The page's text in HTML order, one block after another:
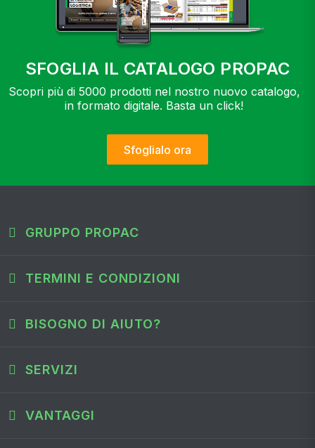
SFOGLIA IL CATALOGO PROPAC
Scopri più di 5000 prodotti nel nostro nuovo catalogo,
in formato digitale. Basta un click!
Sfoglialo ora
GRUPPO PROPAC
TERMINI E CONDIZIONI
BISOGNO DI AIUTO?
SERVIZI
VANTAGGI